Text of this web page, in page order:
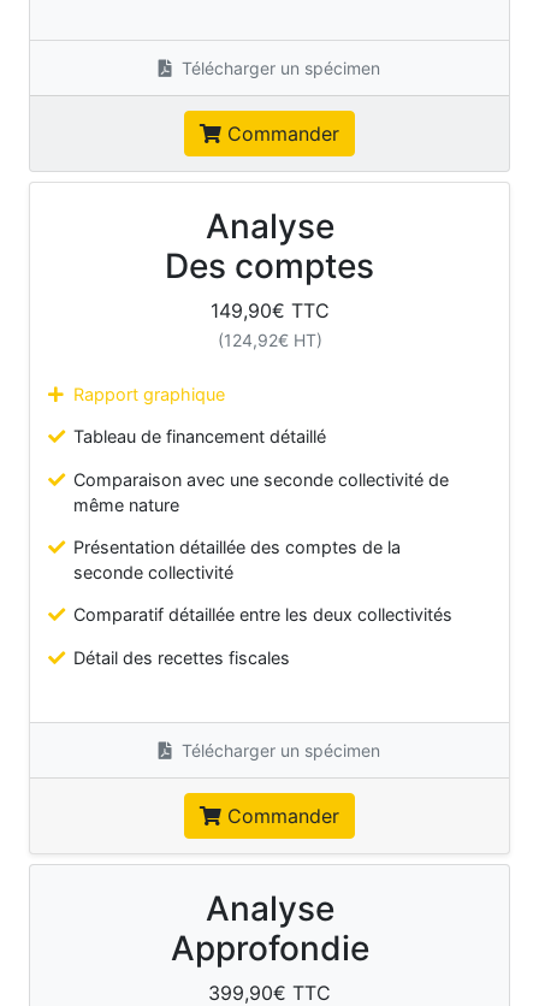
Télécharger un spécimen
Commander
Analyse
Des comptes
149,90€ TTC
(124,92€ HT)
Rapport graphique
Tableau de financement détaillé
Comparaison avec une seconde collectivité de
même nature
Présentation détaillée des comptes de la
seconde collectivité
Comparatif détaillée entre les deux collectivités
Détail des recettes fiscales
Télécharger un spécimen
Commander
Analyse
Approfondie
399,90€ TTC